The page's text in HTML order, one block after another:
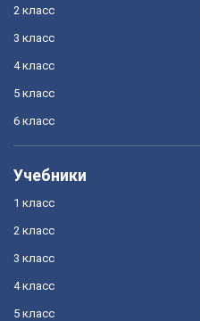
2 класс
3 класс
4 класс
5 класс
6 класс
Учебники
1 класс
2 класс
3 класс
4 класс
5 класс